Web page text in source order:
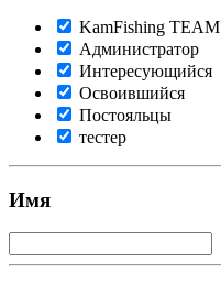
KamFishing TEАМ
Администратор
Интересующийся
Освоившийся
Постояльцы
тестер
Имя